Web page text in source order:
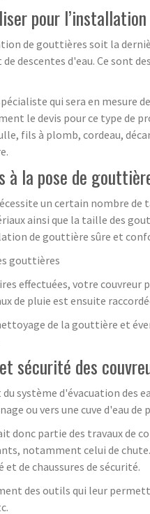
pour
de gouttières soit la
descentes d'eau. Ce sont
qui sera en
le devis pour ce type de
fils à plomb, cordeau,
à la pose de
un certain nombre de
ainsi que la taille des
de gouttière sûre et
gouttières
effectuées, votre
de pluie est ensuite
de la gouttière et
sécurité des
système d'évacuation des
ou vers une cuve d'eau de
donc partie des travaux de
notamment celui de
et de chaussures de sécurité.
des outils qui leur